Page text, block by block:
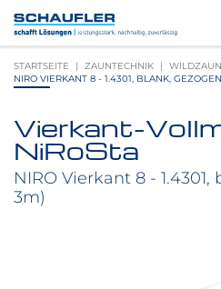
Inhalt
Hauptnavigation
Footernavigation
Logo
Schaufler
verlinkt
zur
STARTSEITE ZAUNTECHNIK
WILDZAUN
NIRO VIERKANT 8 - 1.4301, BLANK,
Produktbilder
überspringen
Vierkant-
NiRoSta
NIRO Vierkant 8 -
3m)